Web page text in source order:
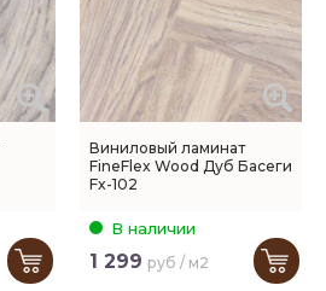
Виниловый ламинат
FineFlex Wood Дуб Басеги
Fx-102
В наличии
1 299 руб / м2